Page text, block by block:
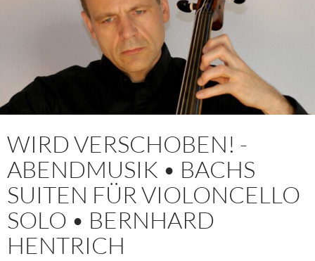
WIRD VERSCHOBEN! -
ABENDMUSIK • BACHS
SUITEN FÜR VIOLONCELLO
SOLO • BERNHARD
HENTRICH